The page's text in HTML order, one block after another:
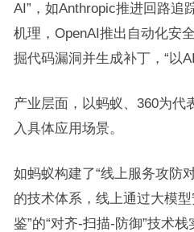
AI”，如Anthropic推进回路追
机理，OpenAI推出自动化安
掘代码漏洞并生成补丁，“以
产业层面，以蚂蚁、360为代
入具体应用场景。
如蚂蚁构建了“线上服务攻防
的技术体系，线上通过大模
鉴”的“对齐-扫描-防御”技术